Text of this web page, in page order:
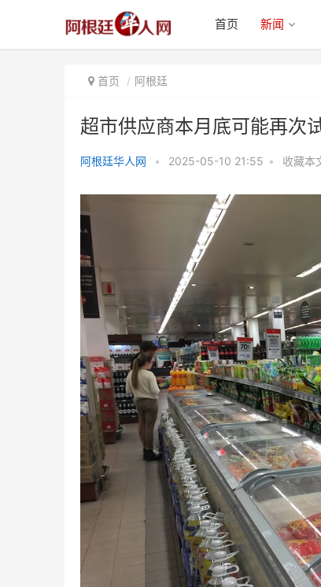
首页 新闻
首页 阿根廷
超市供应商本月底可能再次
阿根廷华人网 • 2025-05-10 21:55 • 收藏本
价 各方认为不合理